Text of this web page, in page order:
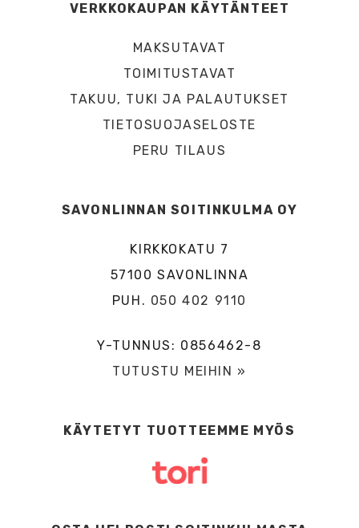
VERKKOKAUPAN KÄYTÄNTEET
MAKSUTAVAT
TOIMITUSTAVAT
TAKUU, TUKI JA PALAUTUKSET
TIETOSUOJASELOSTE
PERU TILAUS
SAVONLINNAN SOITINKULMA OY
KIRKKOKATU 7
57100 SAVONLINNA
PUH. 050 402 9110
Y-TUNNUS: 0856462-8
TUTUSTU MEIHIN »
KÄYTETYT TUOTTEEMME MYÖS